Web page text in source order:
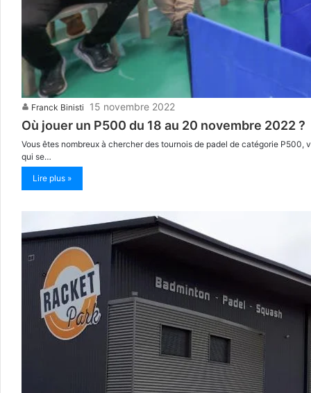
Franck Binisti 15 novembre 2022
Où jouer un P500 du 18 au 20 novembre 2022 ?
Vous êtes nombreux à chercher des tournois de padel de catégorie
qui se…
Lire plus »